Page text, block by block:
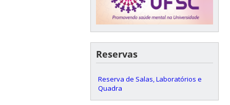
Reservas
Reserva de Salas, Laboratórios e
Quadra